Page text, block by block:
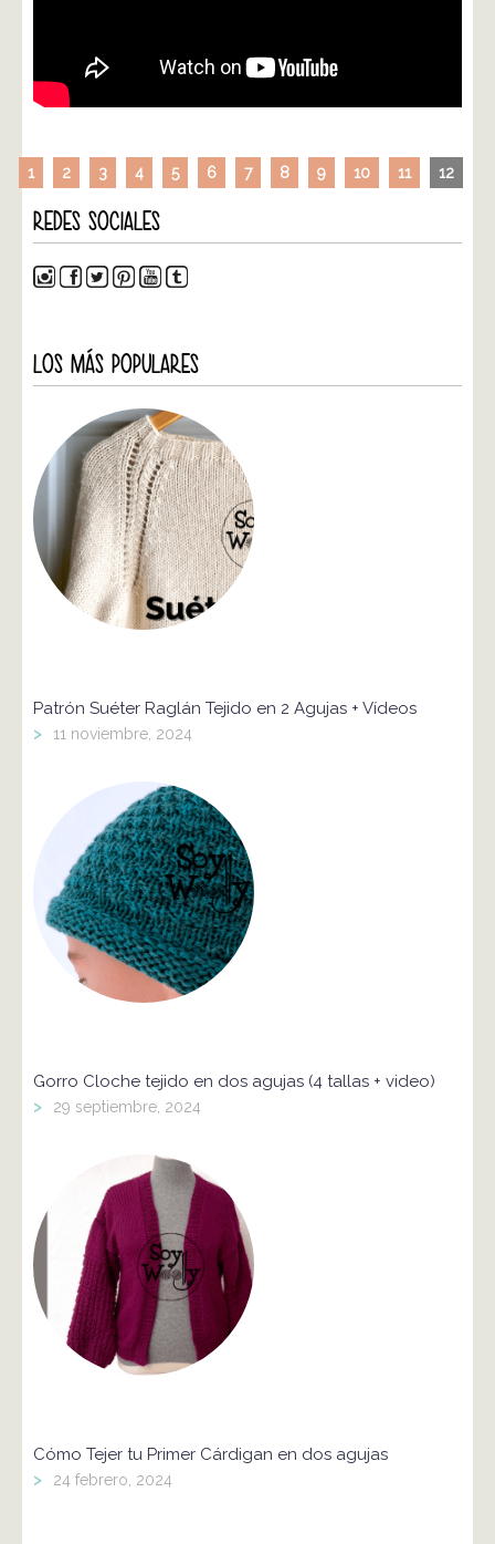
1 2 3 4 5 6 7 8 9 10 11 12
REDES SOCIALES
LOS MÁS POPULARES
Patrón Suéter Raglán Tejido en 2 Agujas + Vídeos
> 11 noviembre, 2024
Gorro Cloche tejido en dos agujas (4 tallas + video)
> 29 septiembre, 2024
Cómo Tejer tu Primer Cárdigan en dos agujas
> 24 febrero, 2024